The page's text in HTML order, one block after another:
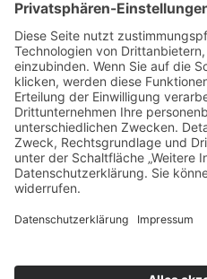
230 / 380 V, auf Trailer
Sollten Sie die Geräte und
folgende Preisnachlässe auf
ab 1 Woche ununterbrochener
ab 1 Monat ununterbrochener
Wochenendtarif = 1,5 x
Sofern nicht anders angegeben,
angefangene 24 Stunden) zzgl.
Einschichtbetrieb mit 8
außerdem unsereAllgemeinen
wir Ihnen gerne beim Transport